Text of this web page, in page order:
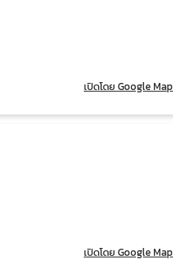
เปิดโดย Google Map
เปิดโดย Google Map